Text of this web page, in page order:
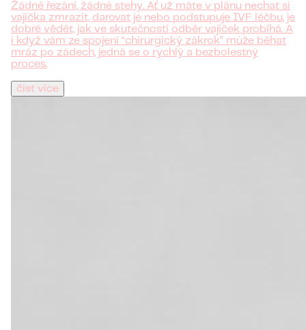
Žádné řezání, žádné stehy. Ať už máte v plánu nechat si
vajíčka zmrazit, darovat je nebo podstupuje IVF léčbu, je
dobré vědět, jak ve skutečnosti odběr vajíček probíhá. A
i když vám ze spojení “chirurgický zákrok” může běhat
mráz po zádech, jedná se o rychlý a bezbolestný
proces.
číst více